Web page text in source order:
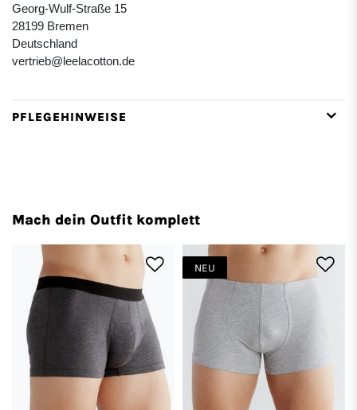
Georg-Wulf-Straße 15
28199 Bremen
Deutschland
vertrieb@leelacotton.de
PFLEGEHINWEISE
Mach dein Outfit komplett
NEU